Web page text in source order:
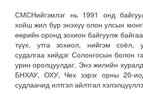
СМСНийгэмлэг нь 1991 онд
хойш жил бүр энэхүү олон улсын
өөрийн оронд зохион байгуулж
түүх, утга зохиол, нийгэм соёл,
судалгаа хийдэг Солонгосын болон
урин оролцуулдаг. Энэ жилийн
БНХАУ, ОХУ, Чех зэрэг орны 20-
судлаачид илтгэл айлтгал